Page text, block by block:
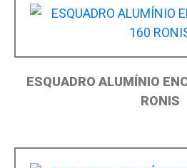
ESQUADRO ALUMÍNIO
RONIS